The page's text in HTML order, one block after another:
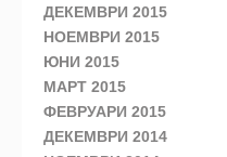
ДЕКЕМВРИ 2015
НОЕМВРИ 2015
ЮНИ 2015
МАРТ 2015
ФЕВРУАРИ 2015
ДЕКЕМВРИ 2014